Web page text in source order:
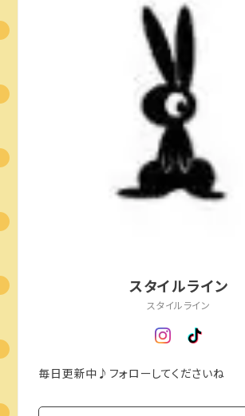
スタイルライン
スタイルライン
毎日更新中♪フォローしてくださいね